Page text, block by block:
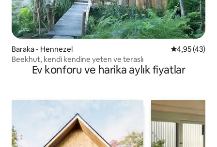
Baraka - Hennezel 5 üzerinden
4,95 (43)
Beekhut, kendi kendine yeten ve teraslı
Ev konforu ve harika aylık fiyatlar